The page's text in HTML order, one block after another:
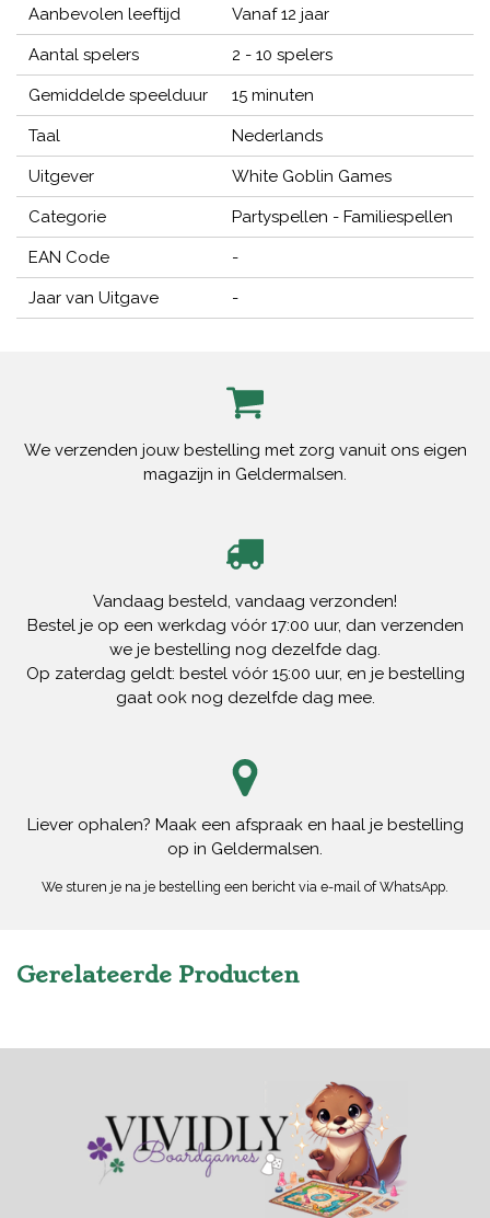
Aanbevolen leeftijd Vanaf 12 jaar
Aantal spelers 2 - 10 spelers
Gemiddelde speelduur 15 minuten
Taal Nederlands
Uitgever White Goblin Games
Categorie Partyspellen - Familiespellen
EAN Code -
Jaar van Uitgave -
We verzenden jouw bestelling met zorg vanuit ons eigen
magazijn in Geldermalsen.
Vandaag besteld, vandaag verzonden!
Bestel je op een werkdag vóór 17:00 uur, dan verzenden
we je bestelling nog dezelfde dag.
Op zaterdag geldt: bestel vóór 15:00 uur, en je bestelling
gaat ook nog dezelfde dag mee.
Liever ophalen? Maak een afspraak en haal je bestelling
op in Geldermalsen.
We sturen je na je bestelling een bericht via e-mail of WhatsApp.
Gerelateerde Producten